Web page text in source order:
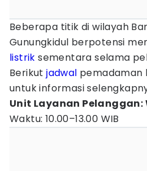
Beberapa titik di wilayah
Gunungkidul berpotensi
listrik sementara selama
Berikutjadwal pemadaman
untuk informasi
Unit Layanan Pelanggan:
Waktu: 10.00–13.00 WIB